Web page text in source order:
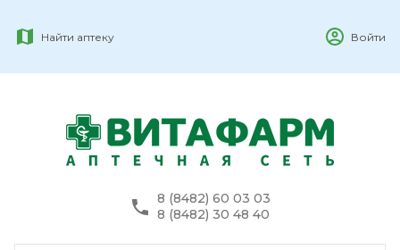
Найти аптеку Войти
8 (8482) 60 03 03
8 (8482) 30 48 40